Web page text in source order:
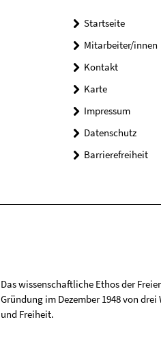
Startseite
Mitarbeiter/innen
Kontakt
Karte
Impressum
Datenschutz
Barrierefreiheit
Das wissenschaftliche Ethos der
Gründung im Dezember 1948 von
und Freiheit.